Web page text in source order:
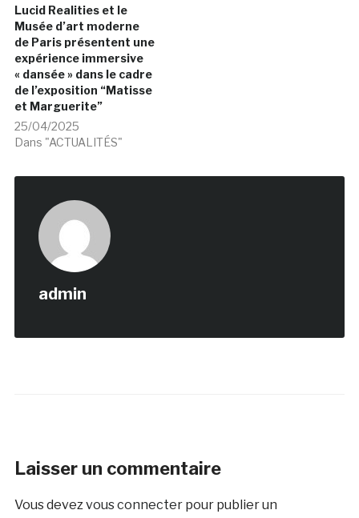
Lucid Realities et le
Musée d’art moderne
de Paris présentent une
expérience immersive
« dansée » dans le cadre
de l’exposition “Matisse
et Marguerite”
25/04/2025
Dans "ACTUALITÉS"
admin
Laisser un commentaire
Vous devezvous connecterpour publier un